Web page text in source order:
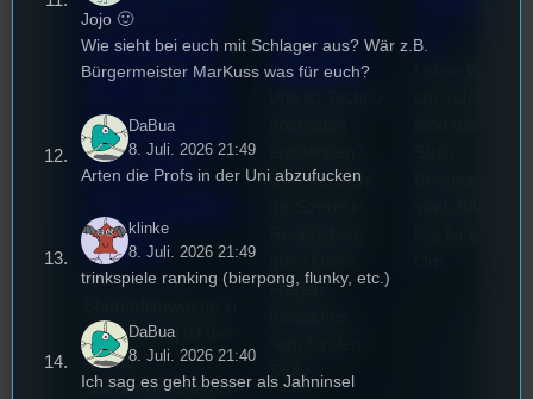
mwoche
2026: Ein
Interview
mit der
iterin
Die
Regensburg ist das
älteste
Stummfilmfestivals
sburg
Und wie sieht
Fragen
Stufu.
er
Jojo 🙂
Wie sieht bei euch mit Schlager aus? Wär z.B.
Bürgermeister MarKuss was für euch?
DaBua
8. Juli. 2026 21:49
Arten die Profs in der Uni abzufucken
klinke
8. Juli. 2026 21:49
trinkspiele ranking (bierpong, flunky, etc.)
DaBua
8. Juli. 2026 21:40
Ich sag es geht besser als Jahninsel